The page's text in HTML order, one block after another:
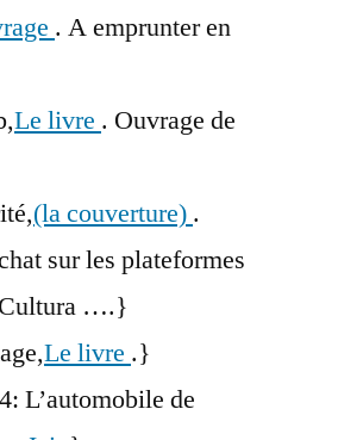
. A emprunter en
Le livre . Ouvrage de
(la couverture) .
sur les plateformes
….}
Le livre .}
L’automobile de